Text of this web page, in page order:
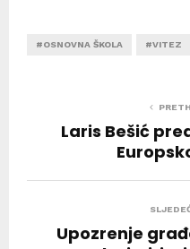
#OSNOVNA ŠKOLA #VITEZ
Laris Bešić
Upozrenje